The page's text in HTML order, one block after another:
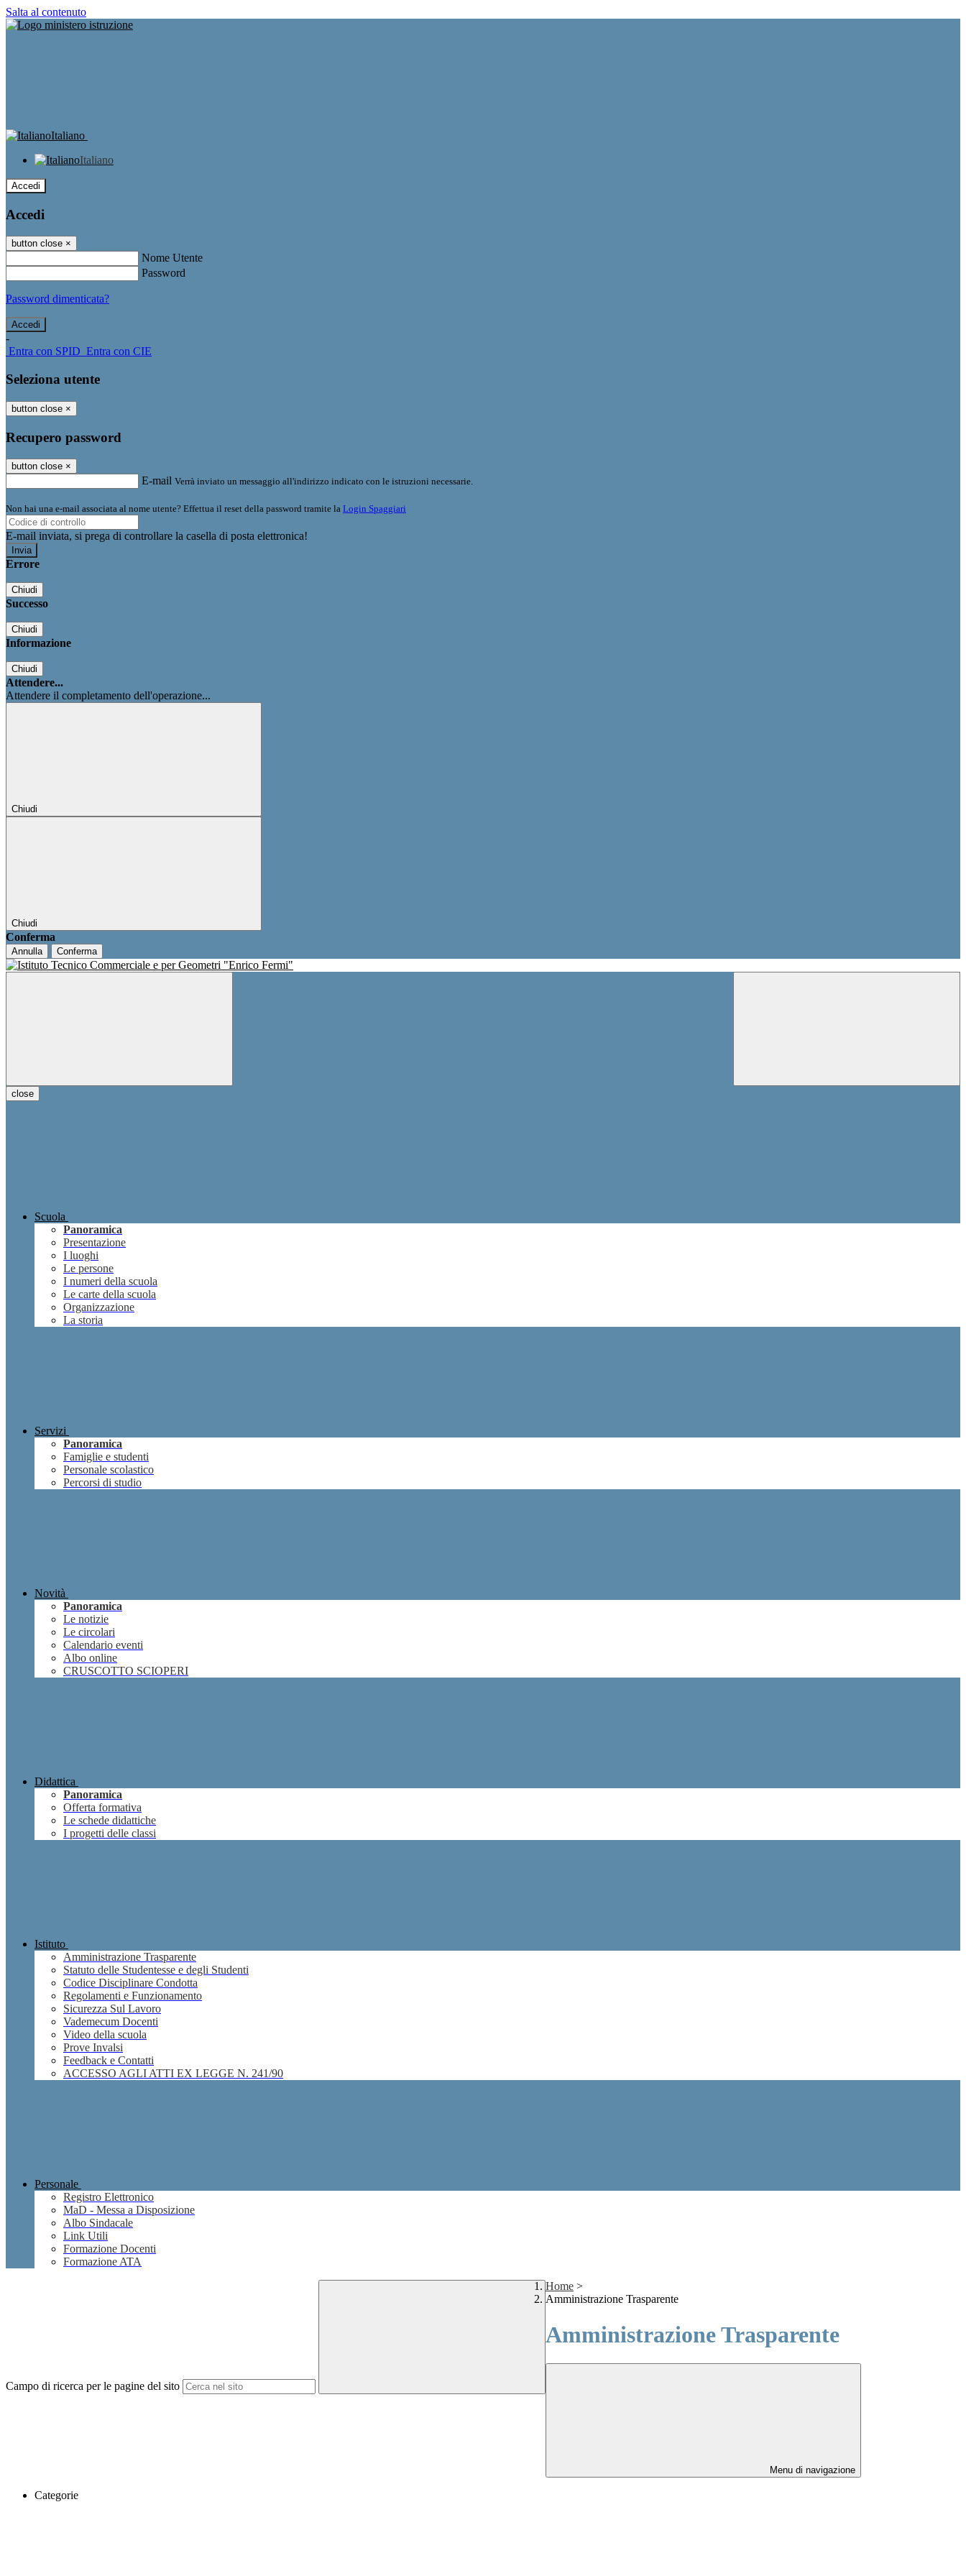
Salta al contenuto
Italiano
Italiano
Accedi
Accedi
button close ×
Nome Utente
Password
Password dimenticata?
-
Entra con SPID Entra con CIE
Seleziona utente
button close ×
Recupero password
button close ×
E-mail Verrà inviato un messaggio all'indirizzo indicato con le istruzioni necessarie.
Non hai una e-mail associata al nome utente? Effettua il reset della password tramite la Login Spaggiari
E-mail inviata, si prega di controllare la casella di posta elettronica!
Errore
Chiudi
Successo
Chiudi
Informazione
Chiudi
Attendere...
Attendere il completamento dell'operazione...
Chiudi
Chiudi
Conferma
Annulla Conferma
close
Scuola
Panoramica
Presentazione
I luoghi
Le persone
I numeri della scuola
Le carte della scuola
Organizzazione
La storia
Servizi
Panoramica
Famiglie e studenti
Personale scolastico
Percorsi di studio
Novità
Panoramica
Le notizie
Le circolari
Calendario eventi
Albo online
CRUSCOTTO SCIOPERI
Didattica
Panoramica
Offerta formativa
Le schede didattiche
I progetti delle classi
Istituto
Amministrazione Trasparente
Statuto delle Studentesse e degli Studenti
Codice Disciplinare Condotta
Regolamenti e Funzionamento
Sicurezza Sul Lavoro
Vademecum Docenti
Video della scuola
Prove Invalsi
Feedback e Contatti
ACCESSO AGLI ATTI EX LEGGE N. 241/90
Personale
Registro Elettronico
MaD - Messa a Disposizione
Albo Sindacale
Link Utili
Formazione Docenti
Formazione ATA
Campo di ricerca per le pagine del sito
Home >
Amministrazione Trasparente
Amministrazione Trasparente
Menu di navigazione
Categorie